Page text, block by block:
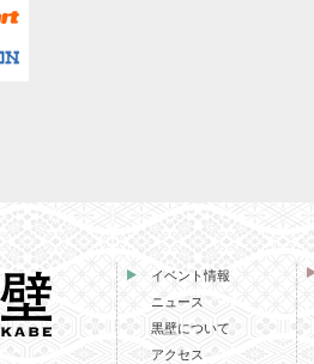
イベント情報
ニュース
黒壁について
アクセス